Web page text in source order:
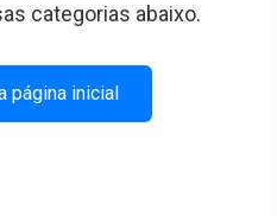
categorias abaixo.
página inicial